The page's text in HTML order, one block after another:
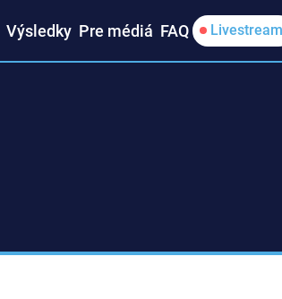
Výsledky Pre médiá FAQ Livestream